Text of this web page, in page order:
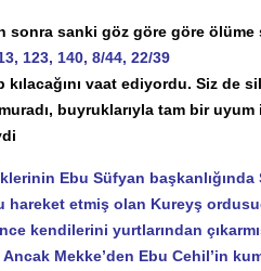
sanki göz göre göre ölüme
123, 140, 8/44, 22/39
vaat ediyordu. Siz de
buyruklarıyla tam bir
Ebu Süfyan başkanlığında
hareket etmiş olan Kureyş
kendilerini yurtlarından
Mekke’den Ebu Cehil’in